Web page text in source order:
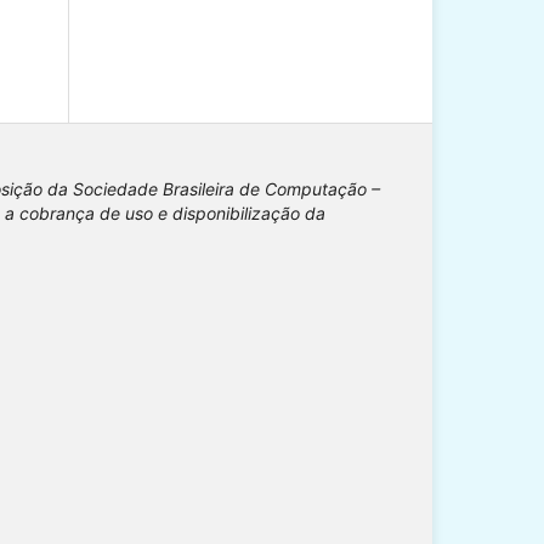
da Sociedade Brasileira de Computação –
cobrança de uso e disponibilização da